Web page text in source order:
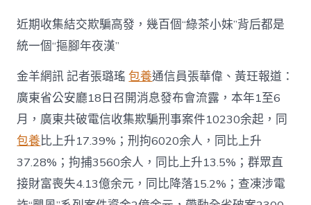
東
上
勸
阻
潛
在
受
騙
事
主
15
萬
近期收集結交欺騙高發，幾百個“綠茶小妹”背后都是
統一個“摳腳年夜漢”
金羊網訊 記者張璐瑤包養通信員張華偉、黃玨報道：
廣東省公安廳18日召開消息發布會流露，本年1至6
月，廣東共破電信收集欺騙刑事案件10230余起，同
包養比上升17.39%；刑拘6020余人，同比上升
37.28%；拘捕3560余人，同比上升13.5%；群眾直
接財富喪失4.13億余元，同比降落15.2%；查凍涉電